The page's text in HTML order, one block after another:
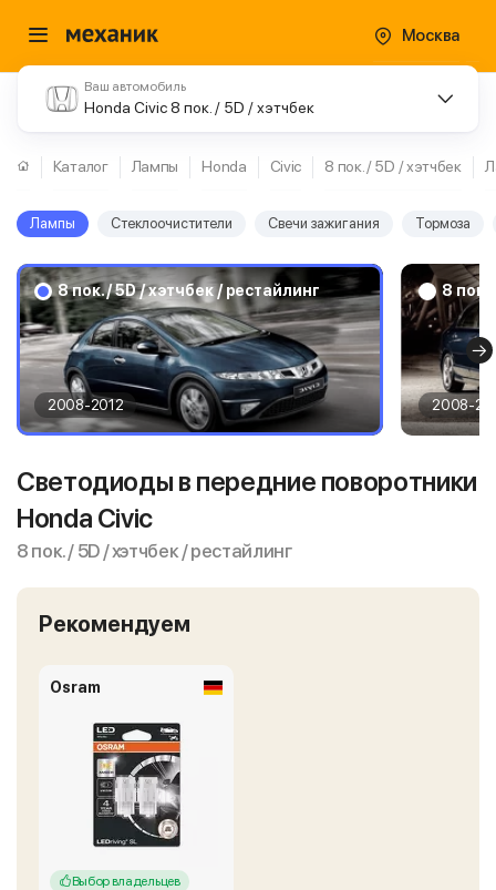
Москва
Ваш автомобиль
Honda Civic 8 пок. / 5D / хэтчбек
Каталог Лампы Honda Civic 8 пок. / 5D / хэтчбек
Лампы Стеклоочистители Свечи зажигания Тормоза
8 пок. / 5D / хэтчбек / рестайлинг
2008-2012
8 пок.
2008-
Светодиоды в передние поворотники
Honda Civic
8 пок. / 5D / хэтчбек / рестайлинг
Рекомендуем
Osram
Выбор владельцев